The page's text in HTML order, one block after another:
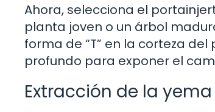
Ahora, selecciona el
planta joven o un árbol
forma de “T” en la corteza
profundo para exponer el
Extracción de la yema